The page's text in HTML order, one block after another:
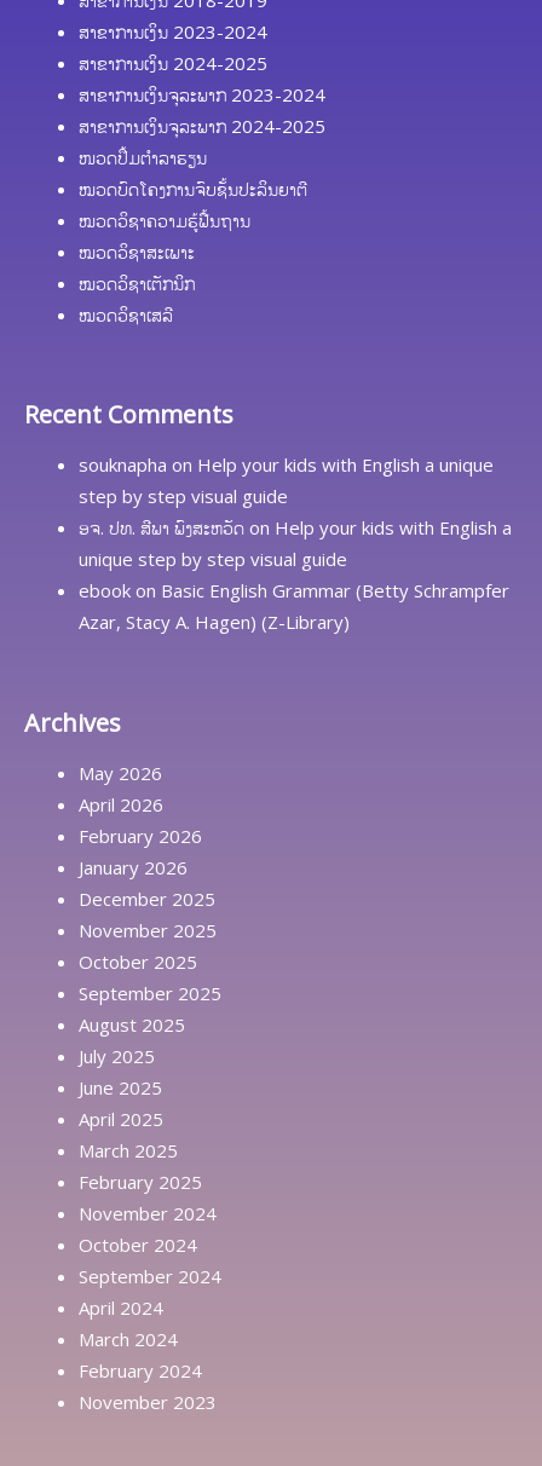
ສາຂາການເງິນ 2023-2024
ສາຂາການເງິນ 2024-2025
ສາຂາການເງິນຈຸລະພາກ 2023-2024
ສາຂາການເງິນຈຸລະພາກ 2024-2025
ໜວດປຶ້ມຕຳລາຮຽນ
ໝວດບົດໂຄງການຈົບຊັ້ນປະລິນຍາຕີ
ໝວດວິຊາຄວາມຮູ້ຟື້ນຖານ
ໝວດວິຊາສະເພາະ
ໝວດວິຊາເຕັກນິກ
ໝວດວິຊາເສລີ
Recent Comments
souknapha on Help your kids with English a unique
step by step visual guide
ອຈ. ປທ. ສີພາ ພົງສະຫວັດ on Help your kids with English a
unique step by step visual guide
ebook on Basic English Grammar (Betty Schrampfer
Azar, Stacy A. Hagen) (Z-Library)
Archives
May 2026
April 2026
February 2026
January 2026
December 2025
November 2025
October 2025
September 2025
August 2025
July 2025
June 2025
April 2025
March 2025
February 2025
November 2024
October 2024
September 2024
April 2024
March 2024
February 2024
November 2023